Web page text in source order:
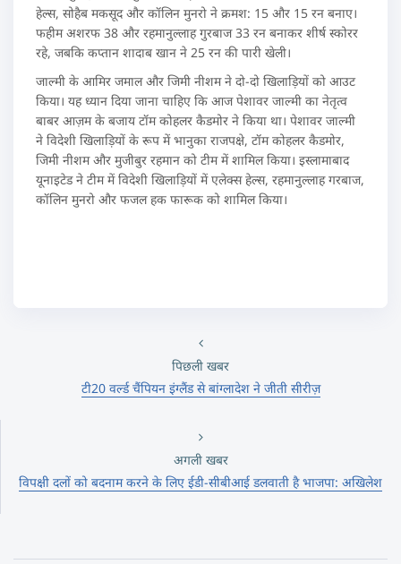
हेल्स, सोहैब मकसूद और कॉलिन मुनरो ने क्रमश: 15 और 15 रन बनाए।
फहीम अशरफ 38 और रहमानुल्लाह गुरबाज 33 रन बनाकर शीर्ष स्कोरर
रहे, जबकि कप्तान शादाब खान ने 25 रन की पारी खेली।
जाल्मी के आमिर जमाल और जिमी नीशम ने दो-दो खिलाड़ियों को आउट
किया। यह ध्यान दिया जाना चाहिए कि आज पेशावर जाल्मी का नेतृत्व
बाबर आज़म के बजाय टॉम कोहलर कैडमोर ने किया था। पेशावर जाल्मी
ने विदेशी खिलाड़ियों के रूप में भानुका राजपक्षे, टॉम कोहलर कैडमोर,
जिमी नीशम और मुजीबुर रहमान को टीम में शामिल किया। इस्लामाबाद
यूनाइटेड ने टीम में विदेशी खिलाड़ियों में एलेक्स हेल्स, रहमानुल्लाह गरबाज,
कॉलिन मुनरो और फजल हक फारूक को शामिल किया।
पिछली खबर
टी20 वर्ल्ड चैंपियन इंग्लैंड से बांग्लादेश ने जीती सीरीज़
अगली खबर
विपक्षी दलों को बदनाम करने के लिए ईडी-सीबीआई डलवाती है भाजपा: अखिलेश